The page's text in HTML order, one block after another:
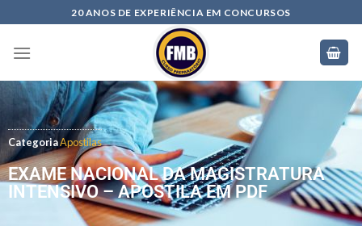
20 ANOS DE EXPERIÊNCIA EM CONCURSOS
CategoriaApostilas
EXAME NACIONAL DA MAGISTRATURA
INTENSIVO – APOSTILA EM PDF